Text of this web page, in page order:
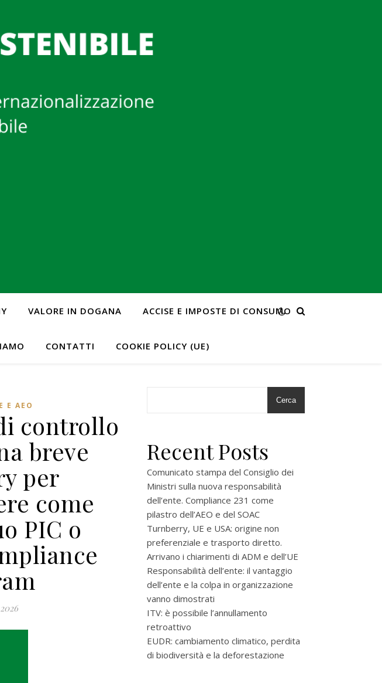
VALORE IN DOGANA ACCISE E IMPOSTE DI CONSUMO
CONTATTI COOKIE POLICY (UE)
E AEO
controllo
breve
per
come
PIC o
Cerca
Recent Posts
Comunicato stampa del Consiglio dei
Ministri sulla nuova responsabilità
dell’ente. Compliance 231 come
pilastro dell’AEO e del SOAC
Turnberry, UE e USA: origine non
preferenziale e trasporto diretto.
Arrivano i chiarimenti di ADM e dell’UE
Responsabilità dell’ente: il vantaggio
dell’ente e la colpa in organizzazione
vanno dimostrati
ITV: è possibile l’annullamento
retroattivo
EUDR: cambiamento climatico, perdita
di biodiversità e la deforestazione